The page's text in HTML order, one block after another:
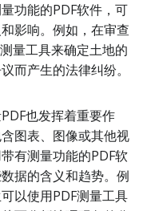
功能的PDF软件，可
影响。例如，在审查
量工具来确定土地的
而产生的法律纠纷。
也发挥着重要作
图表、图像或其他视
有测量功能的PDF软
据的含义和趋势。例
以使用PDF测量工具